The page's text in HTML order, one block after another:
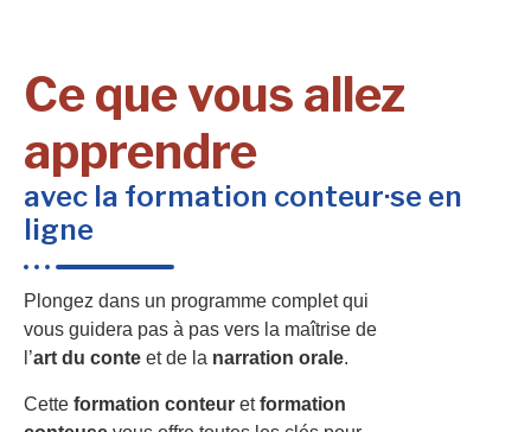
Ce que vous allez
apprendre
avec la formation conteur·se en
ligne
Plongez dans un programme complet qui
vous guidera pas à pas vers la maîtrise de
l’art du conte et de la narration orale.
Cette formation conteur etformation